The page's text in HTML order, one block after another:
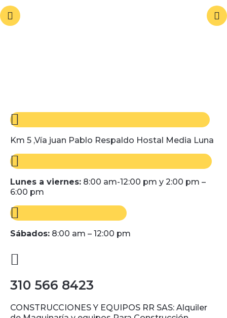
Km 5 ,Vía juan Pablo Respaldo Hostal Media Luna
Lunes a viernes: 8:00 am-12:00 pm y 2:00 pm –
6:00 pm
Sábados: 8:00 am – 12:00 pm
310 566 8423
CONSTRUCCIONES Y EQUIPOS RR SAS: Alquiler